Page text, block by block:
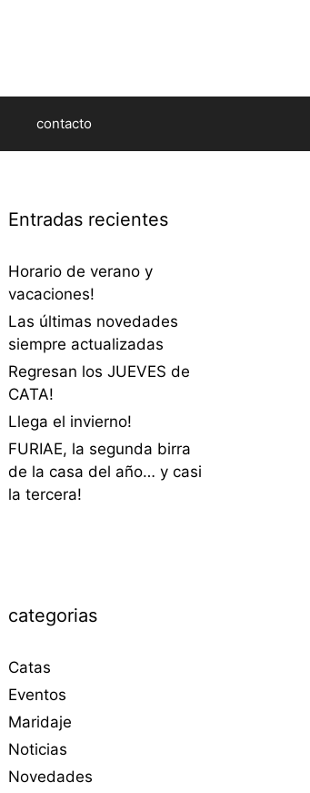
contacto
Entradas recientes
Horario de verano y
vacaciones!
Las últimas novedades
siempre actualizadas
Regresan los JUEVES de
CATA!
Llega el invierno!
FURIAE, la segunda birra
de la casa del año… y casi
la tercera!
categorias
Catas
Eventos
Maridaje
Noticias
Novedades